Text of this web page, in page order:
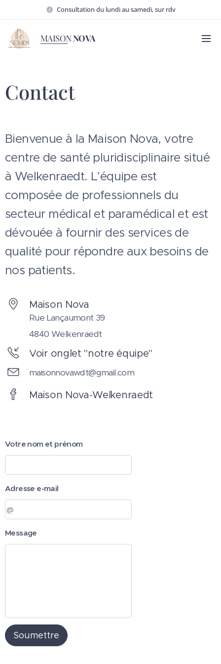
Consultation du lundi au samedi, sur rdv
MAISON NOVA
Contact
Bienvenue à la Maison Nova, votre
centre de santé pluridisciplinaire situé
à Welkenraedt. L'équipe est
composée de professionnels du
secteur médical et paramédical et est
dévouée à fournir des services de
qualité pour répondre aux besoins de
nos patients.
Maison Nova
Rue Lançaumont 39
4840 Welkenraedt
Voir onglet "notre équipe"
maisonnovawdt@gmail.com
Maison Nova-Welkenraedt
Votre nom et prénom
Adresse e-mail
Message
Soumettre